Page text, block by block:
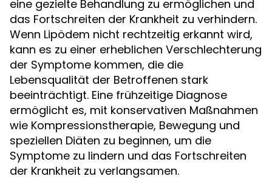
eine gezielte Behandlung zu ermöglichen und
das Fortschreiten der Krankheit zu verhindern.
Wenn Lipödem nicht rechtzeitig erkannt wird,
kann es zu einer erheblichen Verschlechterung
der Symptome kommen, die die
Lebensqualität der Betroffenen stark
beeinträchtigt. Eine frühzeitige Diagnose
ermöglicht es, mit konservativen Maßnahmen
wie Kompressionstherapie, Bewegung und
speziellen Diäten zu beginnen, um die
Symptome zu lindern und das Fortschreiten
der Krankheit zu verlangsamen.